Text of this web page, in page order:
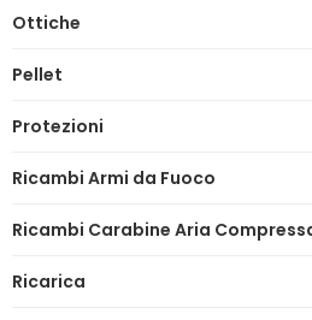
Ottiche
Pellet
Protezioni
Ricambi Armi da Fuoco
Ricambi Carabine Aria
Ricarica